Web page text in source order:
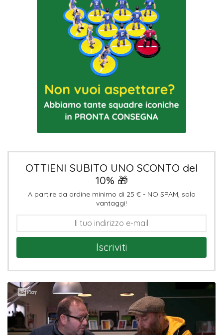
OTTIENI SUBITO UNO SCONTO del
10% 🎁
A partire da ordine minimo di 25 € - NO SPAM, solo
vantaggi!
Iscriviti